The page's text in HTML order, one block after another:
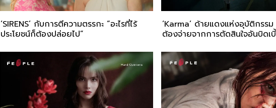
‘SIRENS’ กับการตีความตรรกะ “อะไรที่ไร้
ประโยชน์ก็ต้องปล่อยไป”
‘Karma’ ด้ายแดงแห่งอุบัติกรรม
ต้องจ่ายจากการตัดสินใจอันบิดเ